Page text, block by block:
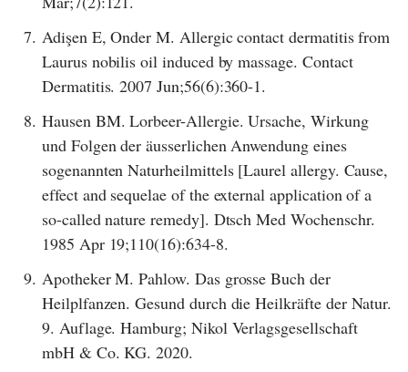
7. Adişen E, Onder M. Allergic contact dermatitis from
Laurus nobilis oil induced by massage. Contact
Dermatitis. 2007 Jun;56(6):360-1.
8. Hausen BM. Lorbeer-Allergie. Ursache, Wirkung
und Folgen der äusserlichen Anwendung eines
sogenannten Naturheilmittels [Laurel allergy. Cause,
effect and sequelae of the external application of a
so-called nature remedy]. Dtsch Med Wochenschr.
1985 Apr 19;110(16):634-8.
9. Apotheker M. Pahlow. Das grosse Buch der
Heilplfanzen. Gesund durch die Heilkräfte der Natur.
9. Auflage. Hamburg; Nikol Verlagsgesellschaft
mbH & Co. KG. 2020.